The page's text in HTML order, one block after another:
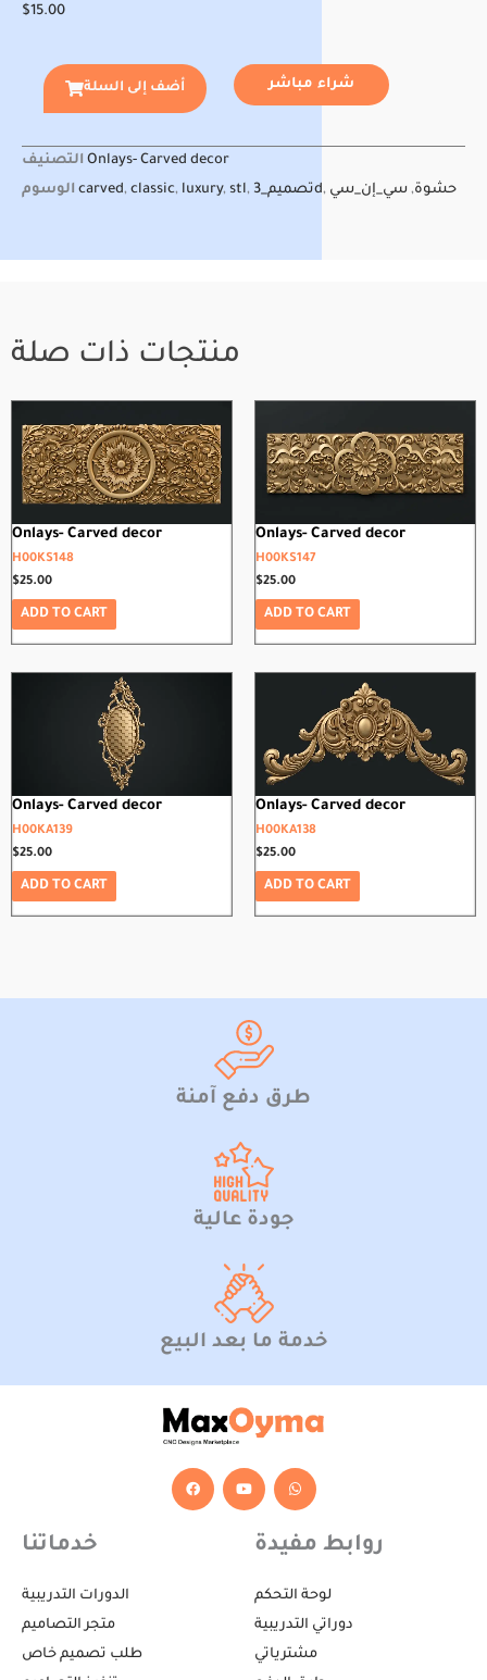
$15.00
أضف إلى السلة شراء مباشر
التصنيف Onlays- Carved decor
الوسوم carved, classic, luxury, stl, تصميم_3d, حشوة, سي_إن_سي
منتجات ذات صلة
Onlays- Carved decor
H00KS148
$25.00
ADD TO CART
Onlays- Carved decor
H00KS147
$25.00
ADD TO CART
Onlays- Carved decor
H00KA139
$25.00
ADD TO CART
Onlays- Carved decor
H00KA138
$25.00
ADD TO CART
طرق دفع آمنة
جودة عالية
خدمة ما بعد البيع
a
o
W
h
s
a
خدماتنا
الدورات التدريبية
متجر التصاميم
طلب تصميم خاص
روابط مفيدة
لوحة التحكم
دوراتي التدريبية
مشترياتي